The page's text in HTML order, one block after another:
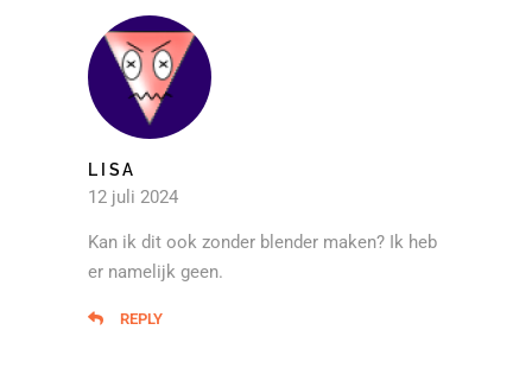
LISA
12 juli 2024
Kan ik dit ook zonder blender maken? Ik heb
er namelijk geen.
REPLY